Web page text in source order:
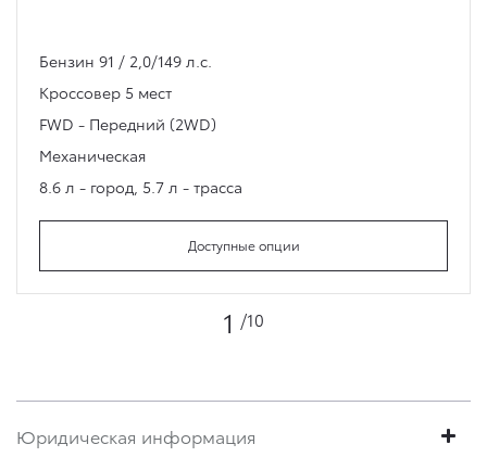
Бензин 91 / 2,0/149 л.с.
Кроссовер 5 мест
FWD - Передний (2WD)
Механическая
8.6 л - город 5.7 л - трасса
Доступные опции
1 /10
Юридическая информация